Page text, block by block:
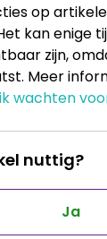
op
kan enige
zijn,
Meer
wachten
nuttig?
Ja